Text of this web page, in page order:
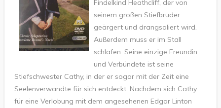
Findelkind Heathcliff, der von
seinem großen Stiefbruder
geärgert und drangsaliert wird.
Außerdem muss er im Stall
schlafen. Seine einzige Freundin
und Verbündete ist seine
Stiefschwester Cathy, in der er sogar mit der Zeit eine
Seelenverwandte für sich entdeckt. Nachdem sich Cathy
für eine Verlobung mit dem angesehenen Edgar Linton